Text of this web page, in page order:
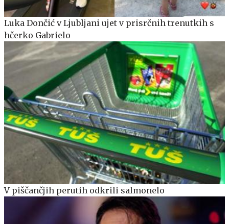
Luka Dončić v Ljubljani ujet v prisrčnih trenutkih s
hčerko Gabrielo
V piščančjih perutih odkrili salmonelo